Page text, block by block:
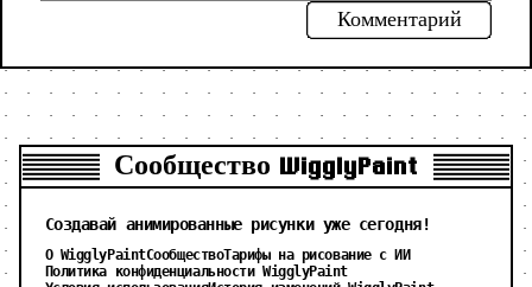
Комментарий
Сообщество WigglyPaint
Создавай анимированные рисунки уже сегодня!
О WigglyPaintСообществоТарифы на рисование с ИИ
Политика конфиденциальности WigglyPaint